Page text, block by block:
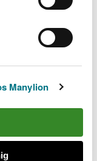
Manylion
Withyhedge
heintiedig o
cefnogi
afonydd